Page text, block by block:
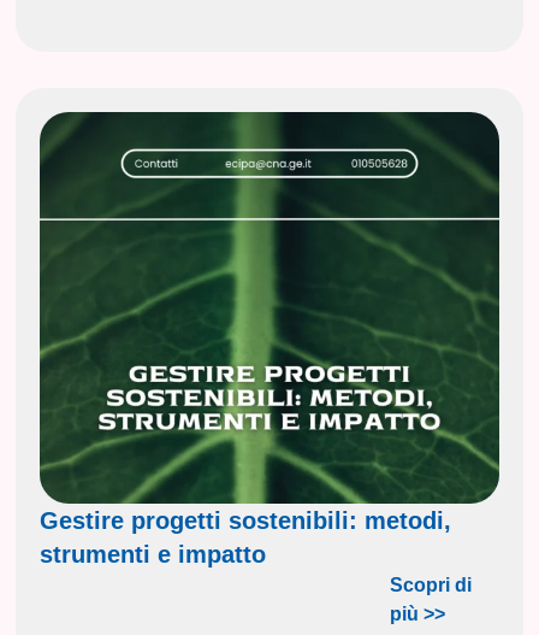
Gestire progetti sostenibili: metodi,
strumenti e impatto
Scopri di
più >>